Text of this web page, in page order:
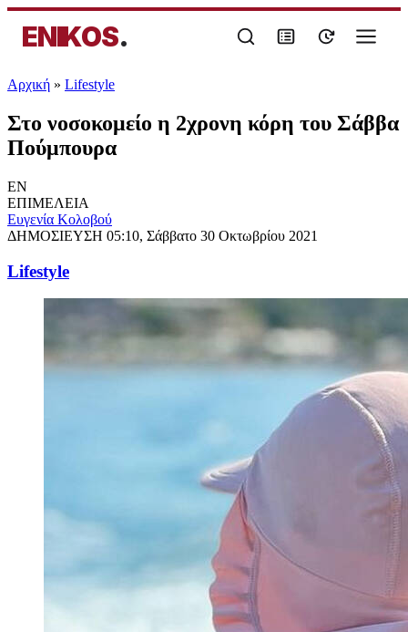
ENIKOS.
Αρχική » Lifestyle
Στο νοσοκομείο η 2χρονη κόρη του Σάββα
Πούμπουρα
EN
ΕΠΙΜΕΛΕΙΑ
Ευγενία Κολοβού
ΔΗΜΟΣΙΕΥΣΗ 05:10, Σάββατο 30 Οκτωβρίου 2021
Lifestyle